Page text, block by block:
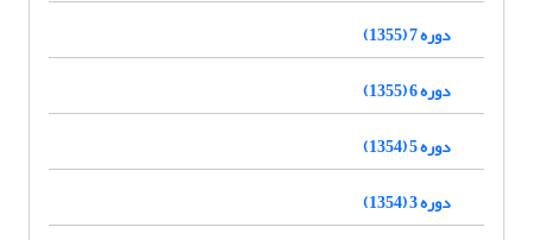
دوره 7 (1355)
دوره 6 (1355)
دوره 5 (1354)
دوره 3 (1354)